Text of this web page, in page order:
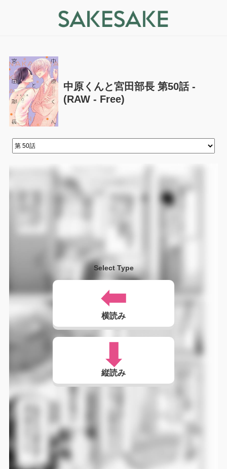
中原くんと宮田部長 第50話 -
(RAW - Free)
Select Type
横読み
縦読み